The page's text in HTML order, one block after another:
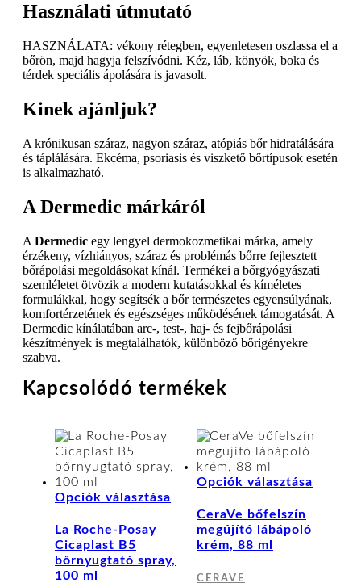
Használati útmutató
HASZNÁLATA: vékony rétegben, egyenletesen oszlassa el a
bőrön, majd hagyja felszívódni. Kéz, láb, könyök, boka és
térdek speciális ápolására is javasolt.
Kinek ajánljuk?
A krónikusan száraz, nagyon száraz, atópiás bőr hidratálására
és táplálására. Ekcéma, psoriasis és viszkető bőrtípusok esetén
is alkalmazható.
A Dermedic márkáról
A Dermedic egy lengyel dermokozmetikai márka, amely
érzékeny, vízhiányos, száraz és problémás bőrre fejlesztett
bőrápolási megoldásokat kínál. Termékei a bőrgyógyászati
szemléletet ötvözik a modern kutatásokkal és kíméletes
formulákkal, hogy segítsék a bőr természetes egyensúlyának,
komfortérzetének és egészséges működésének támogatását. A
Dermedic kínálatában arc-, test-, haj- és fejbőrápolási
készítmények is megtalálhatók, különböző bőrigényekre
szabva.
Kapcsolódó termékek
Opciók választása
terméknek
több
variációja
La Roche-Posay
Cicaplast B5
bőrnyugtató spray,
100 ml
Opciók választása
CeraVe bőfelszín
megújító lábápoló
krém, 88 ml
CERAVE